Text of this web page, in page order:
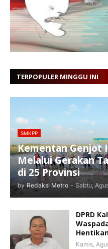
TERPOPULER MINGGU INI
SMKPP
Kementan Genjot
Melalui Gerakan
di 25 Provinsi
by Redaksi Metro - Sabtu,
DPRD
Kamis,